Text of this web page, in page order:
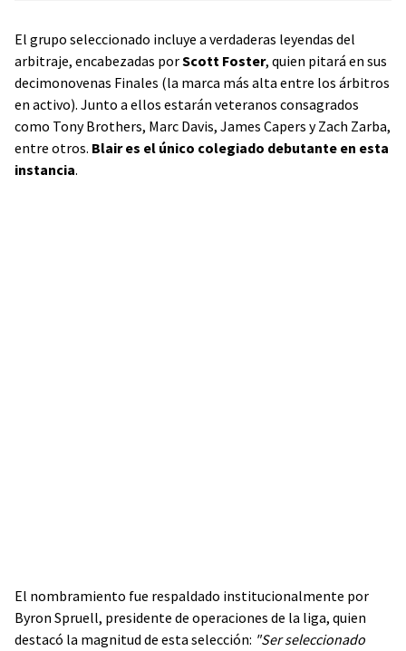
El grupo seleccionado incluye a verdaderas leyendas del
arbitraje, encabezadas porScott Foster, quien pitará en sus
decimonovenas Finales (la marca más alta entre los árbitros
en activo). Junto a ellos estarán veteranos consagrados
como Tony Brothers, Marc Davis, James Capers y Zach Zarba,
entre otros. Blair es el único colegiado debutante en esta
instancia.
El nombramiento fue respaldado institucionalmente por
Byron Spruell, presidente de operaciones de la liga, quien
destacó la magnitud de esta selección: "Ser seleccionado